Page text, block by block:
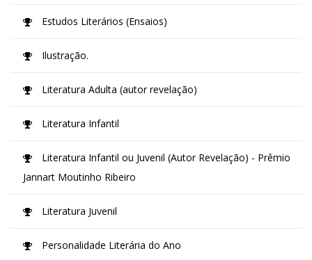
Estudos Literários (Ensaios)
Ilustração.
Literatura Adulta (autor revelação)
Literatura Infantil
Literatura Infantil ou Juvenil (Autor Revelação) - Prêmio
Jannart Moutinho Ribeiro
Literatura Juvenil
Personalidade Literária do Ano